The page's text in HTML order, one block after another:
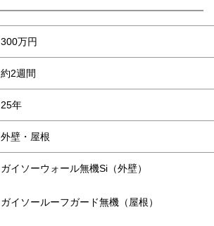
300万円
約2週間
25年
外壁・屋根
ガイソーウォール無機Si（外壁）
ガイソールーフガード無機（屋根）